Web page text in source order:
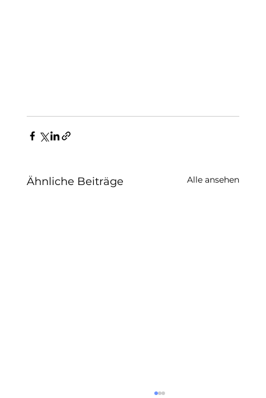
Ähnliche Beiträge Alle ansehen